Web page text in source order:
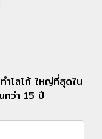
ำโลโก้ ใหญ่ที่สุดใน
กว่า 15 ปี